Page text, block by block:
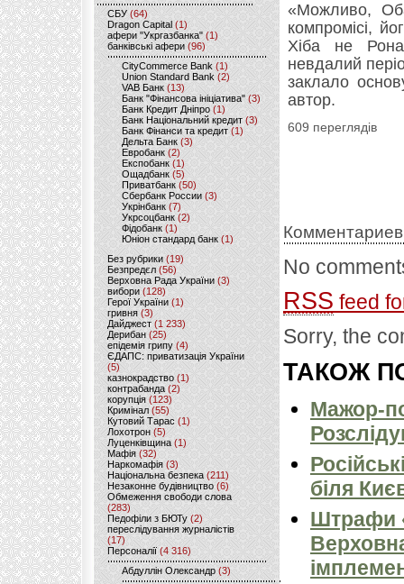
CБУ (64)
Dragon Capital (1)
афери "Укргазбанка" (1)
банківські афери (96)
CityCommerce Bank (1)
Union Standard Bank (2)
VAB Банк (13)
Банк "Фінансова ініціатива" (3)
Банк Кредит Дніпро (1)
Банк Національний кредит (3)
Банк Фінанси та кредит (1)
Дельта Банк (3)
Евробанк(2)
Експобанк (1)
Ощадбанк(5)
Приватбанк (50)
Сбербанк России (3)
Укрінбанк(7)
Укрсоцбанк (2)
Фідобанк (1)
Юніон стандард банк(1)
Без рубрики (19)
Безпредєл(56)
Верховна Рада України (3)
вибори(128)
Герої України(1)
гривня (3)
Дайджест (1 233)
Дерибан (25)
епідемія грипу (4)
ЄДАПС: приватизація України
(5)
казнокрадство (1)
контрабанда (2)
корупція (123)
Кримінал (55)
Кутовий Тарас (1)
Лохотрон(5)
Луценківщина (1)
Мафія (32)
Наркомафія (3)
Національна безпека (211)
Незаконне будівництво(6)
Обмеження свободи слова
(283)
Педофіли з БЮТу (2)
переслідування журналістів
(17)
Персоналії (4 316)
Абдуллін Олександр (3)
«Можливо,
компромісі,
Хіба не
невдалий
заклало
автор.
609 переглядів
No
RSS feed
Sorry, the
ТАКОЖ
Мажор-
біля
Штрафи